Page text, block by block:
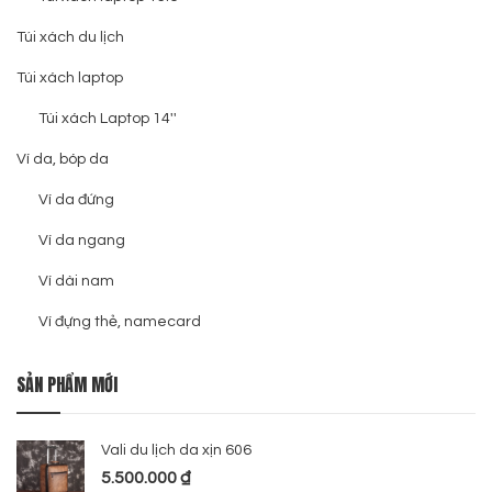
Túi xách du lịch
Túi xách laptop
Túi xách Laptop 14''
Ví da, bóp da
Ví da đứng
Ví da ngang
Ví dài nam
Ví đựng thẻ, namecard
SẢN PHẨM MỚI
Vali du lịch da xịn 606
5.500.000₫